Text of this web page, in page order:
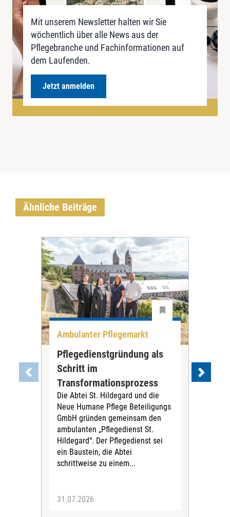
Mit unserem Newsletter halten wir Sie
wöchentlich über alle News aus der
Pflegebranche und Fachinformationen auf
dem Laufenden.
Jetzt anmelden
Ähnliche Beiträge
Ambulanter Pflegemarkt
Pflegedienstgründung als
Schritt im
Transformationsprozess
Die Abtei St. Hildegard und die
Neue Humane Pflege Beteiligungs
GmbH gründen gemeinsam den
ambulanten „Pflegedienst St.
Hildegard“. Der Pflegedienst sei
ein Baustein, die Abtei
schrittweise zu einem...
31.07.2026